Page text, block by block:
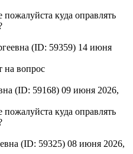
куда оправлять
(ID: 59359) 14 июня
на вопрос
(ID: 59168) 09 июня 2026,
куда оправлять
(ID: 59325) 08 июня 2026,